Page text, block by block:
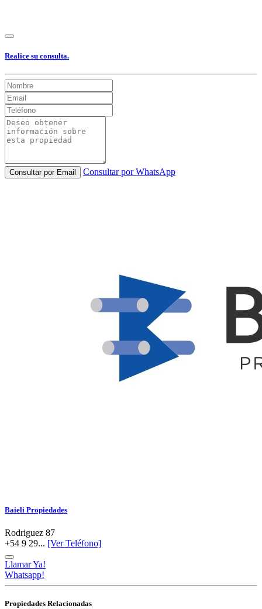
Realice su consulta.
Consultar por Email Consultar por WhatsApp
Baieli Propiedades
Rodriguez 87
+54 9 29... [Ver Teléfono]
Llamar Ya!
Whatsapp!
Propiedades Relacionadas